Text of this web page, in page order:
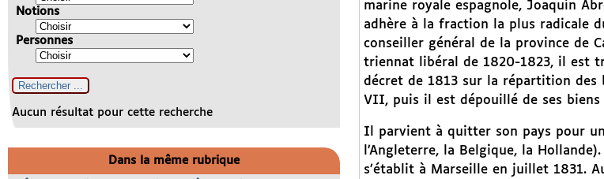
marine royale espagnole, Joaquín
adhère à la fraction la plus radicale
conseiller général de la province de
triennat libéral de 1820-1823, il est
décret de 1813 sur la répartition
VII, puis il est dépouillé de ses
Il parvient à quitter son pays pour
l’Angleterre, la Belgique, la
s’établit à Marseille en juillet 1831.
Notions
Personnes
Aucun résultat pour cette recherche
Dans la même rubrique